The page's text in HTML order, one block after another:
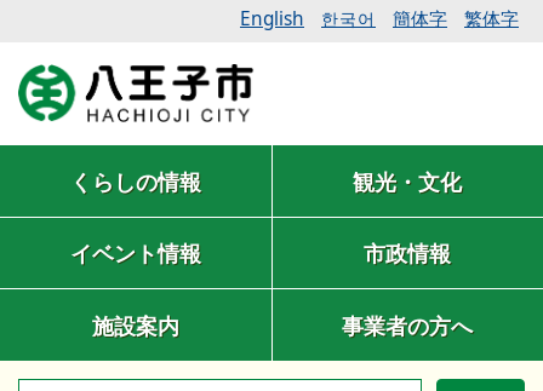
English 한국어 簡体字 繁体字
くらしの情報 観光・文化
イベント情報 市政情報
施設案内 事業者の方へ